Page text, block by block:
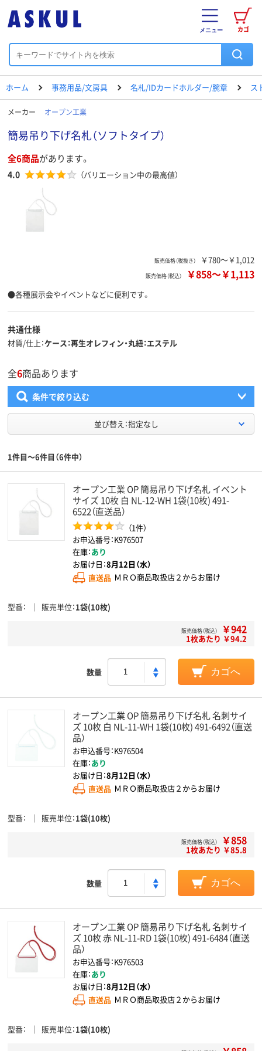
カゴ
メニュー
ホーム 事務用品/文房具 名札/IDカードホルダー/腕章 ス
メーカー オープン工業
簡易吊り下げ名札（ソフトタイプ）
全6商品があります。
4.0 （バリエーション中の最高値）
販売価格（税抜き） ￥780～￥1,012
販売価格（税込） ￥858～￥1,113
●各種展示会やイベントなどに便利です。
共通仕様
材質/仕上 ケース：再生オレフィン・丸紐：エステル
全6商品あります
条件で絞り込む
並び替え：指定なし
1件目～6件目（6件中）
オープン工業 OP 簡易吊り下げ名札 イベント
サイズ 10枚 白 NL-12-WH 1袋(10枚) 491-
6522（直送品）
（1件）
お申込番号：K976507
在庫：あり
お届け日：8月12日（水）
直送品 ＭＲＯ商品取扱店２からお届け
型番 販売単位 1袋(10枚)
販売価格（税込） ￥942
1枚あたり ￥94.2
数量 カゴへ
オープン工業 OP 簡易吊り下げ名札 名刺サイ
ズ 10枚 白 NL-11-WH 1袋(10枚) 491-6492（直送
品）
お申込番号：K976504
在庫：あり
お届け日：8月12日（水）
直送品 ＭＲＯ商品取扱店２からお届け
型番 販売単位 1袋(10枚)
販売価格（税込） ￥858
1枚あたり ￥85.8
数量 カゴへ
オープン工業 OP 簡易吊り下げ名札 名刺サイ
ズ 10枚 赤 NL-11-RD 1袋(10枚) 491-6484（直送
品）
お申込番号：K976503
在庫：あり
お届け日：8月12日（水）
直送品 ＭＲＯ商品取扱店２からお届け
型番 販売単位 1袋(10枚)